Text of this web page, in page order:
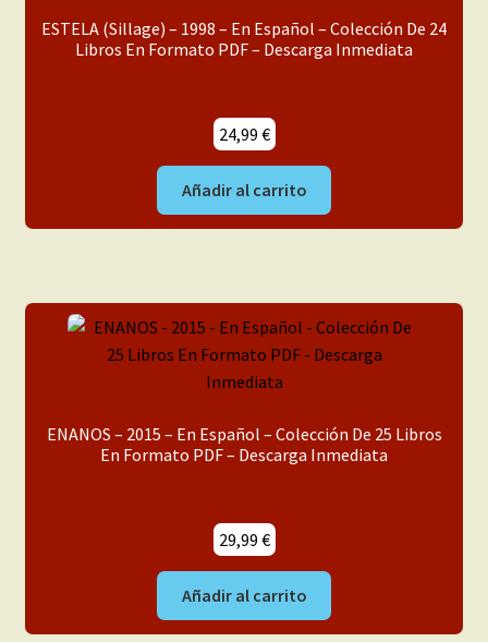
ESTELA (Sillage) – 1998 – En Español – Colección De 24
Libros En Formato PDF – Descarga Inmediata
24,99 €
Añadir al carrito
ENANOS – 2015 – En Español – Colección De 25 Libros
En Formato PDF – Descarga Inmediata
29,99 €
Añadir al carrito